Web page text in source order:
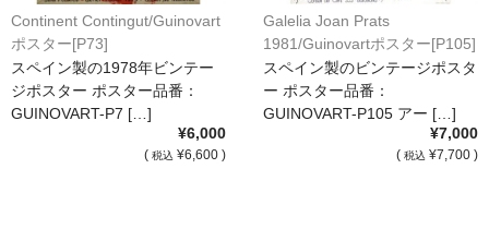
Continent Contingut/Guinovart
ポスター[P73]
スペイン製の1978年ビンテー
ジポスター ポスター品番：
GUINOVART-P7 […]
¥6,000
( 税込 ¥6,600 )
Galelia Joan Prats
1981/Guinovartポスター[P105]
スペイン製のビンテージポスタ
ー ポスター品番：
GUINOVART-P105 アー […]
¥7,000
( 税込 ¥7,700 )